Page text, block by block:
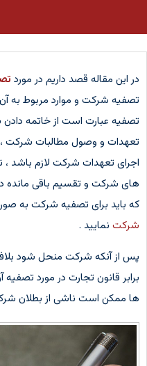
در این مقاله قصد داریم در مورد
تصفیه شرکت و موارد مربوط به
تصفیه عبارت است از خاتمه
تعهدات و وصول مطالبات شرکت ،
اجرای تعهدات شرکت لازم باشد
های شرکت و تقسیم باقی مانده
که باید برای تصفیه شرکت به
شرکت نمایید .
پس از آنکه شرکت منحل شود
برابر قانون تجارت در مورد
ها ممکن است ناشی از بطلان